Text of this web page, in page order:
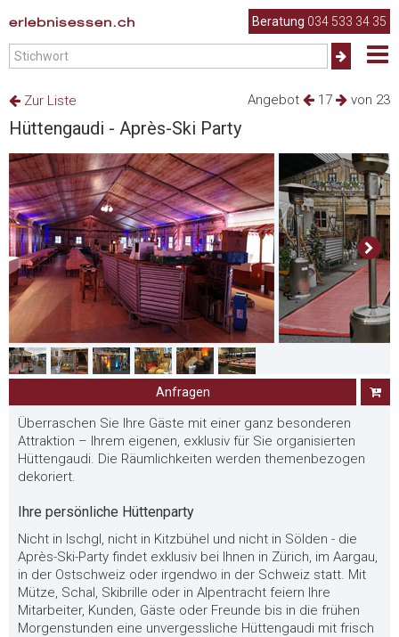
erlebnisessen.ch Beratung 034 533 34 35
Angebot 17 von 23
Zur Liste
Hüttengaudi - Après-Ski Party
Anfragen
Überraschen Sie Ihre Gäste mit einer ganz besonderen
Attraktion – Ihrem eigenen, exklusiv für Sie organisierten
Hüttengaudi. Die Räumlichkeiten werden themenbezogen
dekoriert.
Ihre persönliche Hüttenparty
Nicht in Ischgl, nicht in Kitzbühel und nicht in Sölden - die
Après-Ski-Party findet exklusiv bei Ihnen in Zürich, im Aargau,
in der Ostschweiz oder irgendwo in der Schweiz statt. Mit
Mütze, Schal, Skibrille oder in Alpentracht feiern Ihre
Mitarbeiter, Kunden, Gäste oder Freunde bis in die frühen
Morgenstunden eine unvergessliche Hüttengaudi mit frisch